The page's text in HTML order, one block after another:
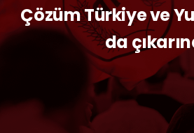
Çözüm Türkiye ve
da